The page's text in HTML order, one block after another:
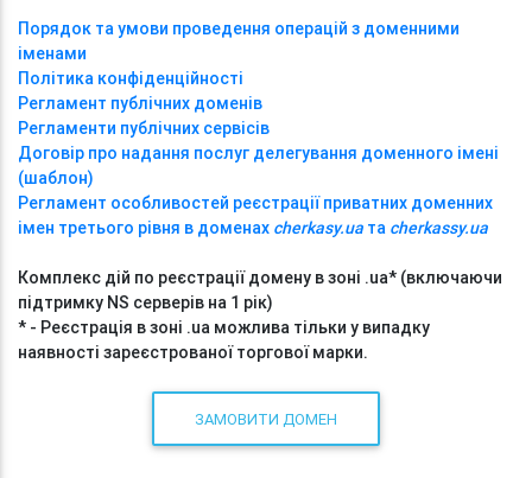
Порядок та умови проведення операцій з доменними
іменами
Політика конфіденційності
Регламент публічних доменів
Регламенти публічних сервісів
Договір про надання послуг делегування доменного імені
(шаблон)
Регламент особливостей реєстрації приватних доменних
імен третього рівня в доменах cherkasy.ua та cherkassy.ua
Комплекс дій по реєстрації домену в зоні .ua* (включаючи
підтримку NS серверів на 1 рік)
* - Реєстрація в зоні .ua можлива тільки у випадку
наявності зареєстрованої торгової марки.
ЗАМОВИТИ ДОМЕН